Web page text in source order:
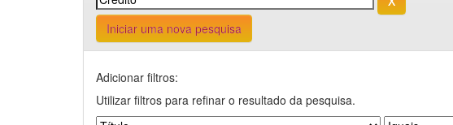
Iniciar uma nova pesquisa
Adicionar filtros:
Utilizar filtros para refinar o resultado da pesquisa.